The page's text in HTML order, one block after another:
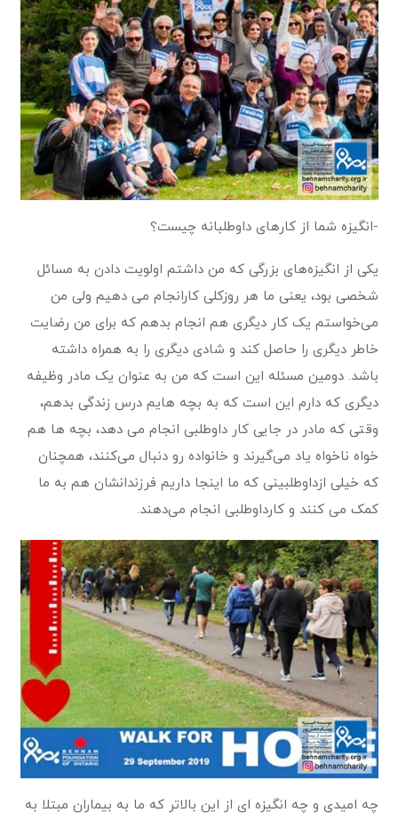
-انگیزه شما از کا‌رهای داوطلبانه چیست؟
یکی از انگیزه‌های بزرگی که من داشتم اولویت دادن به مسائل
شخصی بود، یعنی ما هر روزکلی کارانجام می دهیم ولی من
می‌خواستم یک کار دیگری هم انجام بدهم که برای من رضایت
خاطر دیگری را حاصل کند و شادی دیگری را به همراه داشته
باشد. دومین مسئله این است که من به عنوان یک مادر وظیفه
دیگری که دارم این است که به بچه هایم درس زندگی بدهم،
وقتی که مادر‌ در جایی کار داوطلبی انجام می دهد، بچه ها هم
خواه ناخواه یاد می‌گیرند و خانواده رو دنبال می‌کنند، همچنان
که خیلی از‌داوطلبینی که ما اینجا داریم فرزندانشان هم به ما
کمک می کنند و کار‌داوطلبی انجام می‌دهند.
چه امیدی و چه انگیزه ای از این بالاتر که ما به بیماران مبتلا به